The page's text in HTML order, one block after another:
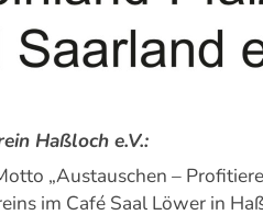
Haßloch e.V.:
„Austauschen –
im Café Saal Löwer in